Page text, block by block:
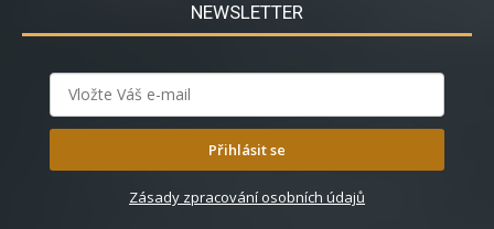
NEWSLETTER
Přihlásit se
Zásady zpracování osobních údajů